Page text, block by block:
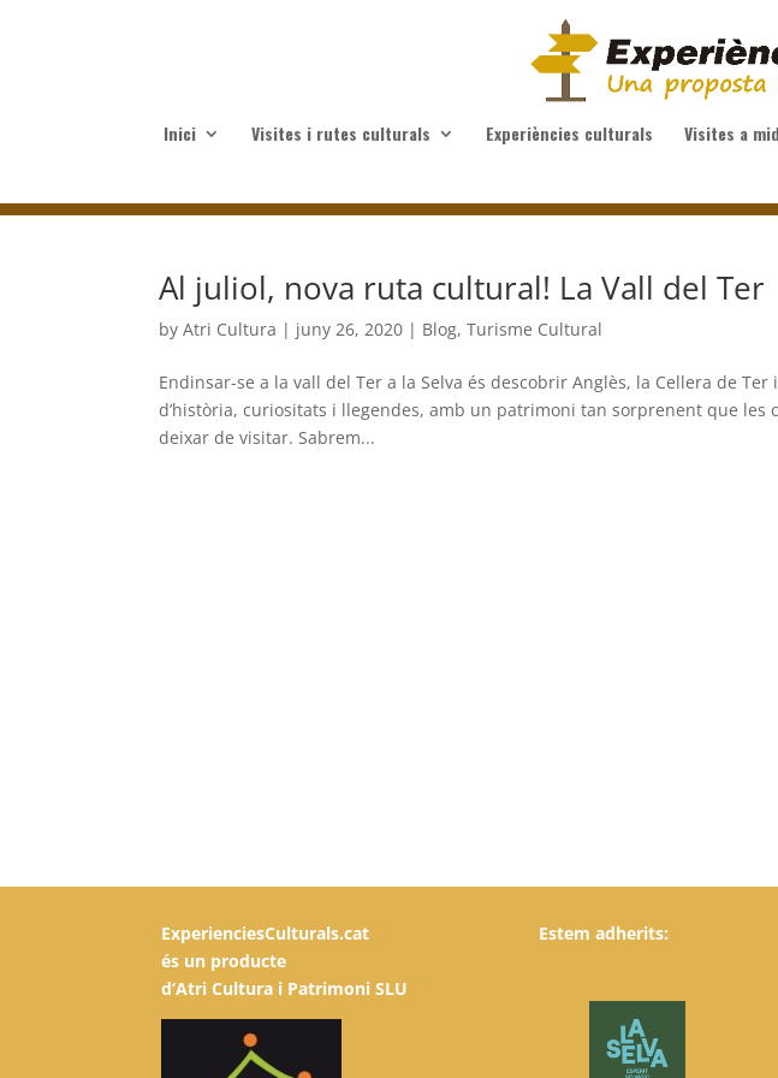
Inici Visites i rutes culturals Experiències culturals Visites a
Al juliol, nova ruta cultural! La Vall del Ter
by Atri Cultura | juny 26, 2020 | Blog, Turisme Cultural
Endinsar-se a la vall del Ter a la Selva és descobrir Anglès, la Cellera de
d’història, curiositats i llegendes, amb un patrimoni tan sorprenent que les
deixar de visitar. Sabrem...
ExperienciesCulturals.cat
és un producte
d’Atri Cultura i Patrimoni SLU
Estem adherits: